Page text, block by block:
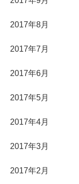
2017年8月
2017年7月
2017年6月
2017年5月
2017年4月
2017年3月
2017年2月